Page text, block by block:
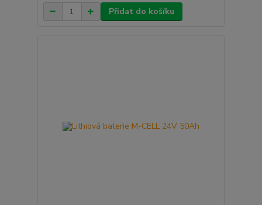
Přidat do košíku